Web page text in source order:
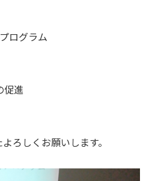
ログラム
促進
ろしくお願いします。